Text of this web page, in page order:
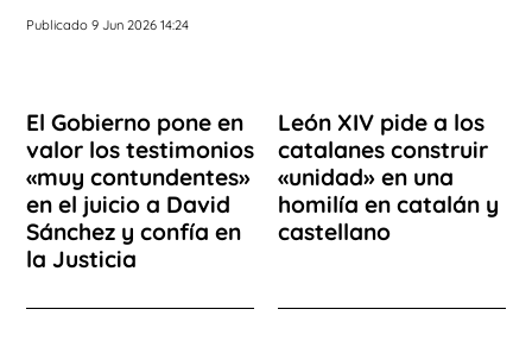
Publicado 9 Jun 2026 14:24
El Gobierno pone en
valor los testimonios
«muy contundentes»
en el juicio a David
Sánchez y confía en
la Justicia
León XIV pide a los
catalanes construir
«unidad» en una
homilía en catalán y
castellano